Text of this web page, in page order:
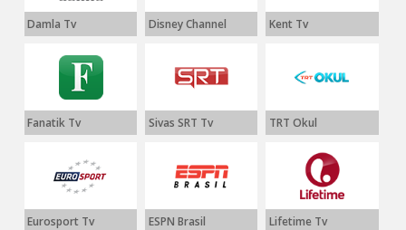
Damla Tv Disney Channel Kent Tv
Fanatik Tv Sivas SRT Tv TRT Okul
Eurosport Tv ESPN Brasil Lifetime Tv